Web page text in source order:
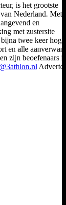
is het grootste
Nederland. Met
en
met zustersite
twee keer
en alle
zijn beoefenaars